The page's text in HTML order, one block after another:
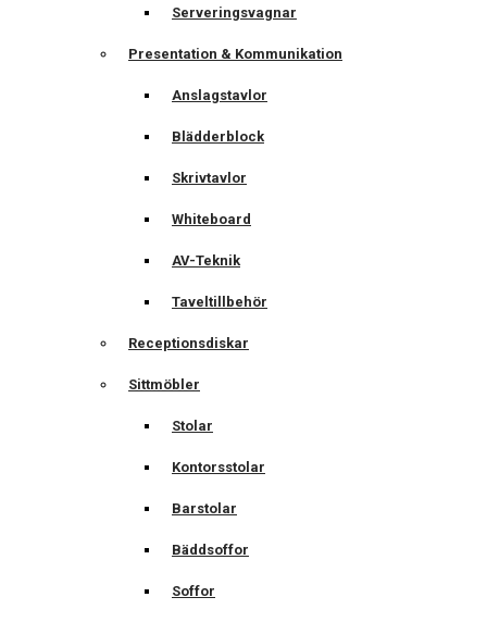
Serveringsvagnar
Presentation & Kommunikation
Anslagstavlor
Blädderblock
Skrivtavlor
Whiteboard
AV-Teknik
Taveltillbehör
Receptionsdiskar
Sittmöbler
Stolar
Kontorsstolar
Barstolar
Bäddsoffor
Soffor